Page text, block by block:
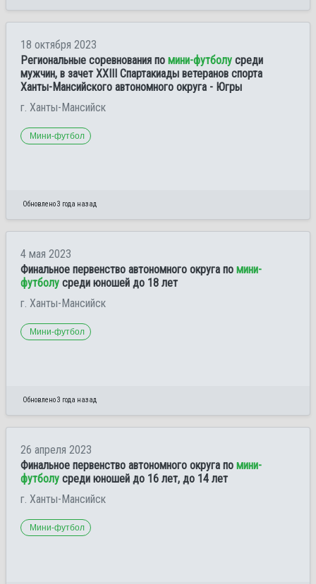
18 октября 2023
Региональные соревнования по мини-футболу среди
мужчин, в зачет XXIII Спартакиады ветеранов спорта
Ханты-Мансийского автономного округа - Югры
г. Ханты-Мансийск
Мини-футбол
Обновлено 3 года назад
4 мая 2023
Финальное первенство автономного округа по мини-
футболу среди юношей до 18 лет
г. Ханты-Мансийск
Мини-футбол
Обновлено 3 года назад
26 апреля 2023
Финальное первенство автономного округа по мини-
футболу среди юношей до 16 лет, до 14 лет
г. Ханты-Мансийск
Мини-футбол